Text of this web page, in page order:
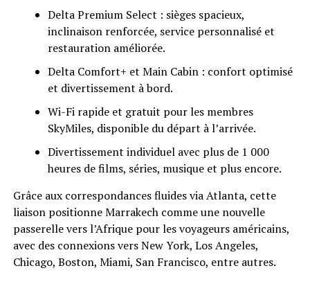
Delta Premium Select : sièges spacieux,
inclinaison renforcée, service personnalisé et
restauration améliorée.
Delta Comfort+ et Main Cabin : confort optimisé
et divertissement à bord.
Wi-Fi rapide et gratuit pour les membres
SkyMiles, disponible du départ à l’arrivée.
Divertissement individuel avec plus de 1 000
heures de films, séries, musique et plus encore.
Grâce aux correspondances fluides via Atlanta, cette
liaison positionne Marrakech comme une nouvelle
passerelle vers l’Afrique pour les voyageurs américains,
avec des connexions vers New York, Los Angeles,
Chicago, Boston, Miami, San Francisco, entre autres.